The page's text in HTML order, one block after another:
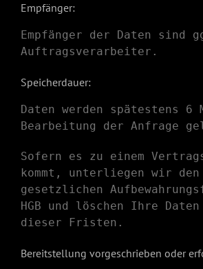
Empfänger:
Empfänger der Daten sind
Auftragsverarbeiter.
Speicherdauer:
Daten werden spätestens 6
Bearbeitung der Anfrage
Sofern es zu einem
kommt, unterliegen wir den
gesetzlichen
HGB und löschen Ihre
dieser Fristen.
Bereitstellung vorgeschrieben oder